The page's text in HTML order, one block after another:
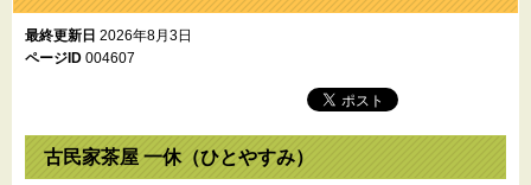
最終更新日 2026年8月3日
ページID 004607
古民家茶屋 一休（ひとやすみ）